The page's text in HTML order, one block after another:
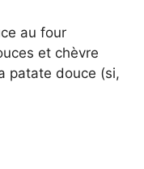
au four
et chèvre
patate douce (si,